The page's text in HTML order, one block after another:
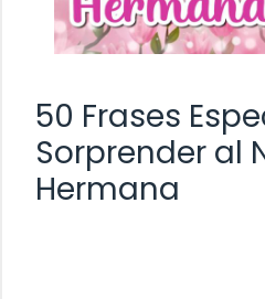
50 Frases
Sorprender al
Hermana